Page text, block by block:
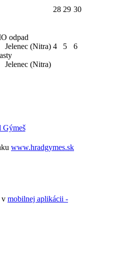
28 29 30
odpad
Jelenec (Nitra)
Jelenec (Nitra)
4 5 6
www.hradgymes.sk
v mobilnej aplikácii -